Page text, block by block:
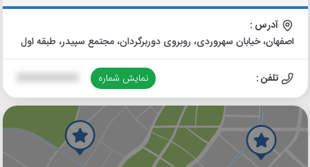
آدرس :
اصفهان، خیابان سهروردی، روبروی دوربرگردان، مجتمع سپیدر، طبقه اول
تلفن : نمایش شماره